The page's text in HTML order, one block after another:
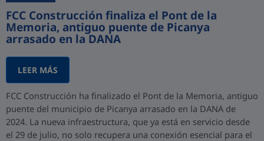
FCC Construcción finaliza el Pont de la
Memoria, antiguo puente de Picanya
arrasado en la DANA
LEER MÁS
FCC Construcción ha finalizado el Pont de la Memoria, antiguo
puente del municipio de Picanya arrasado en la DANA de
2024. La nueva infraestructura, que ya está en servicio desde
el 29 de julio, no solo recupera una conexión esencial para el